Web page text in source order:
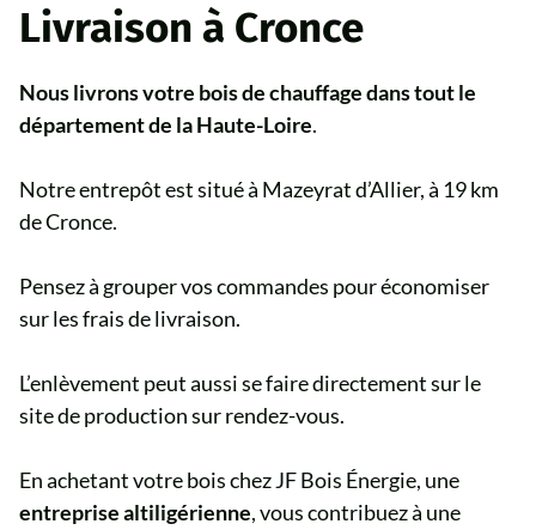
Livraison à Cronce
Nous livrons votre bois de chauffage dans tout le
département de la Haute-Loire.
Notre entrepôt est situé à Mazeyrat d’Allier, à 19 km
de Cronce.
Pensez à grouper vos commandes pour économiser
sur les frais de livraison.
L’enlèvement peut aussi se faire directement sur le
site de production sur rendez-vous.
En achetant votre bois chez JF Bois Énergie, une
entreprise altiligérienne, vous contribuez à une